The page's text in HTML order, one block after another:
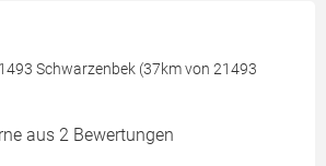
Schwarzenbek (37km von 21493
aus 2 Bewertungen